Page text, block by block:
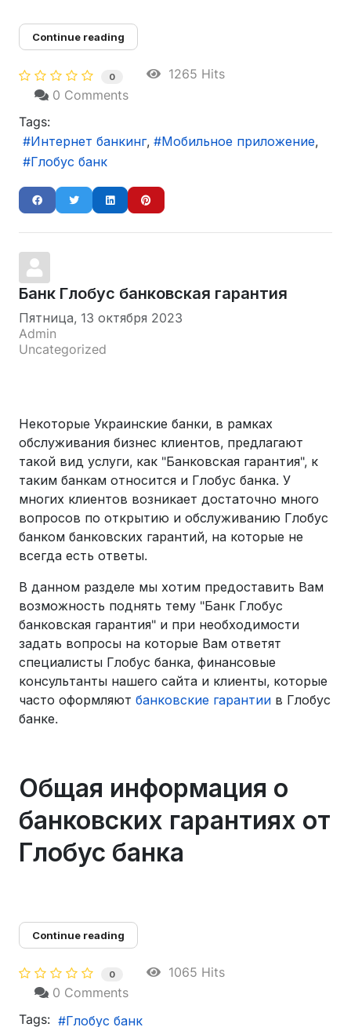
Continue reading
0
1265 Hits
0 Comments
Tags:
Интернет банкинг
Мобильное приложение
Глобус банк
Банк Глобус банковская гарантия
Пятница, 13 октября 2023
Admin
Uncategorized
Некоторые Украинские банки, в рамках
обслуживания бизнес клиентов, предлагают
такой вид услуги, как "Банковская гарантия", к
таким банкам относится и Глобус банка. У
многих клиентов возникает достаточно много
вопросов по открытию и обслуживанию Глобус
банком банковских гарантий, на которые не
всегда есть ответы.
В данном разделе мы хотим предоставить Вам
возможность поднять тему "Банк Глобус
банковская гарантия" и при необходимости
задать вопросы на которые Вам ответят
специалисты Глобус банка, финансовые
консультанты нашего сайта и клиенты, которые
часто оформляют банковские гарантии в Глобус
банке.
Общая информация о
банковских гарантиях от
Глобус банка
Continue reading
0
1065 Hits
0 Comments
Tags:
Глобус банк